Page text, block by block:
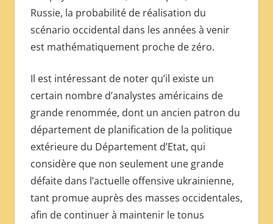
Russie, la probabilité de réalisation du
scénario occidental dans les années à venir
est mathématiquement proche de zéro.
Il est intéressant de noter qu’il existe un
certain nombre d’analystes américains de
grande renommée, dont un ancien patron du
département de planification de la politique
extérieure du Département d’Etat, qui
considère que non seulement une grande
défaite dans l’actuelle offensive ukrainienne,
tant promue auprès des masses occidentales,
afin de continuer à maintenir le tonus